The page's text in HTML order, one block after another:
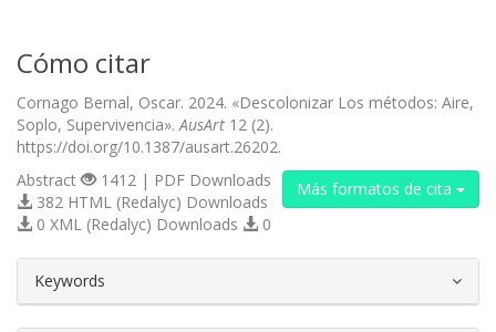
Cómo citar
Cornago Bernal, Oscar. 2024. «Descolonizar Los métodos: Aire,
Soplo, Supervivencia».AusArt 12 (2).
https://doi.org/10.1387/ausart.26202.
Más formatos de cita
Abstract
1412 | PDF Downloads
382 HTML (Redalyc) Downloads
0 XML (Redalyc) Downloads
0
Keywords